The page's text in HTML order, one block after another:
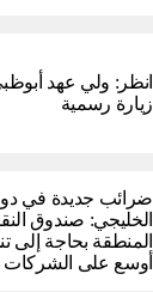
انظر: ولي عهد
زيارة رسمية
ضرائب جديدة في
الخليجي: صندوق
المنطقة بحاجة إلى
أوسع على الشركات